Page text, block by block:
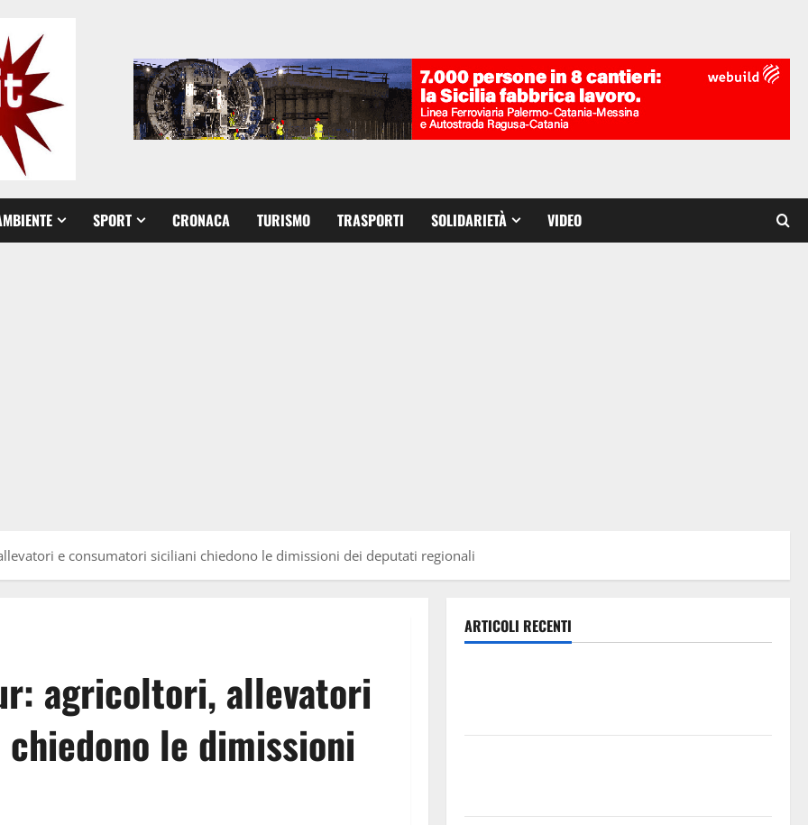
SPORT CRONACA TURISMO TRASPORTI SOLIDARIETÀ VIDEO
e consumatori siciliani chiedono le dimissioni dei deputati regionali
agricoltori, allevatori
le dimissioni
ARTICOLI RECENTI